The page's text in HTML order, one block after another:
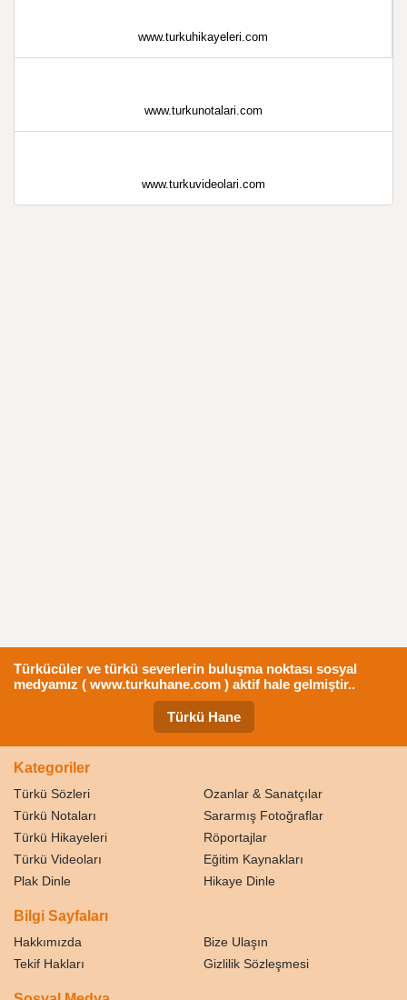
www.turkuhikayeleri.com
www.turkunotalari.com
www.turkuvideolari.com
Türkücüler ve türkü severlerin buluşma noktası sosyal
medyamız ( www.turkuhane.com ) aktif hale gelmiştir..
Türkü Hane
Kategoriler
Türkü Sözleri
Ozanlar & Sanatçılar
Türkü Notaları
Sararmış Fotoğraflar
Türkü Hikayeleri
Röportajlar
Türkü Videoları
Eğitim Kaynakları
Plak Dinle
Hikaye Dinle
Bilgi Sayfaları
Hakkımızda
Bize Ulaşın
Tekif Hakları
Gizlilik Sözleşmesi